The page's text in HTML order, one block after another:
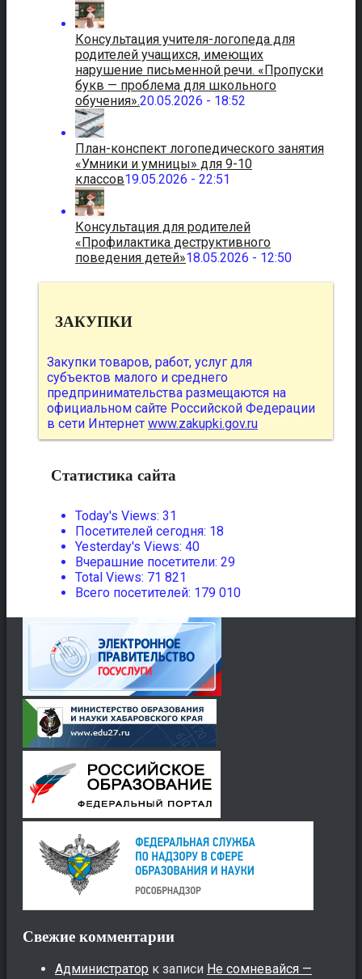
Консультация учителя-логопеда для
родителей учащихся, имеющих
нарушение письменной речи. «Пропуски
букв — проблема для школьного
обучения».20.05.2026 - 18:52
План-конспект логопедического занятия
«Умники и умницы» для 9-10
классов19.05.2026 - 22:51
Консультация для родителей
«Профилактика деструктивного
поведения детей»18.05.2026 - 12:50
ЗАКУПКИ
Закупки товаров, работ, услуг для
субъектов малого и среднего
предпринимательства размещаются на
официальном сайте Российской Федерации
в сети Интернет www.zakupki.gov.ru
Статистика сайта
Today's Views: 31
Посетителей сегодня: 18
Yesterday's Views: 40
Вчерашние посетители: 29
Total Views: 71 821
Всего посетителей: 179 010
Свежие комментарии
Администратор к записи Не сомневайся —